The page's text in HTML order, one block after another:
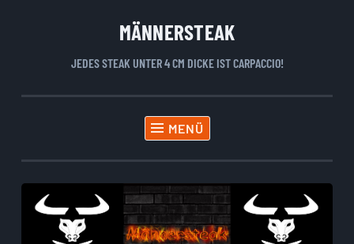
MÄNNERSTEAK
JEDES STEAK UNTER 4 CM DICKE IST CARPACCIO!
MENÜ